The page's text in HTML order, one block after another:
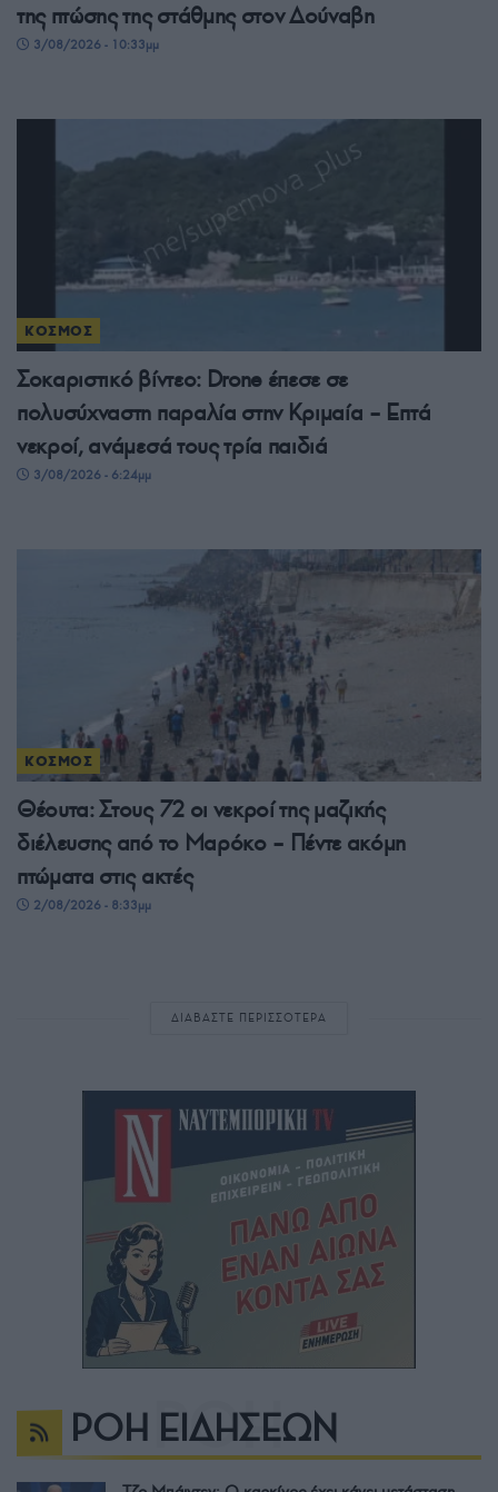
της πτώσης της στάθμης στον Δούναβη
3/08/2026 - 10:33μμ
ΚΟΣΜΟΣ
Σοκαριστικό βίντεο: Drone έπεσε σε
πολυσύχναστη παραλία στην Κριμαία – Επτά
νεκροί, ανάμεσά τους τρία παιδιά
3/08/2026 - 6:24μμ
ΚΟΣΜΟΣ
Θέουτα: Στους 72 οι νεκροί της μαζικής
διέλευσης από το Μαρόκο – Πέντε ακόμη
πτώματα στις ακτές
2/08/2026 - 8:33μμ
ΔΙΑΒΑΣΤΕ ΠΕΡΙΣΣΟΤΕΡΑ
ΡΟΗ ΕΙΔΗΣΕΩΝ